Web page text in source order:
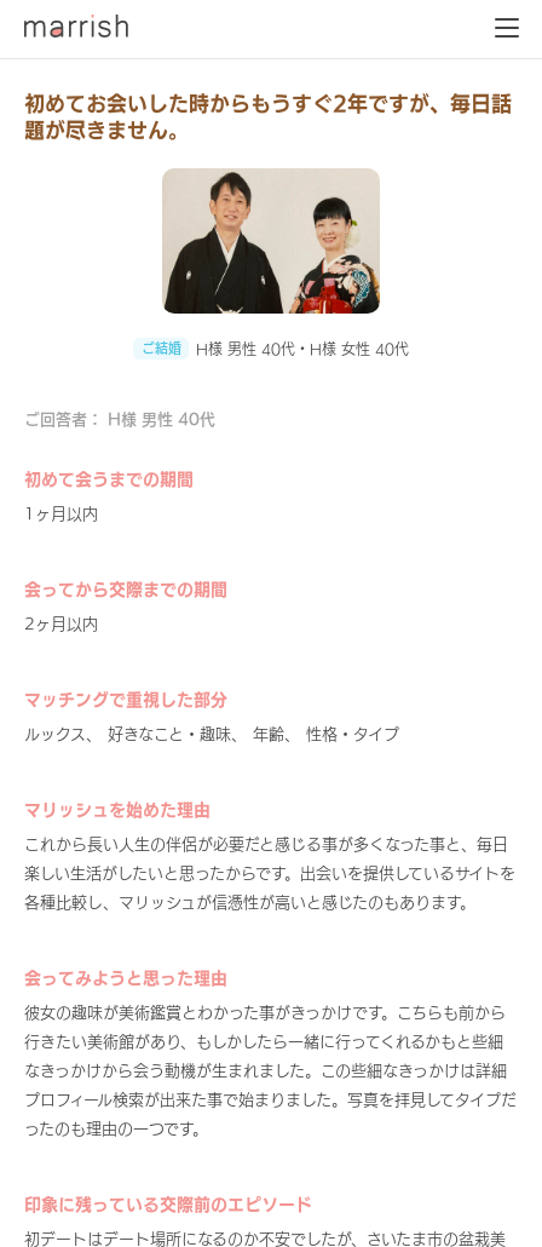
初めてお会いした時からもうすぐ2年ですが、毎日話
題が尽きません。
ご結婚 H様 男性 40代・H様 女性 40代
ご回答者： H様 男性 40代
初めて会うまでの期間
1ヶ月以内
会ってから交際までの期間
2ヶ月以内
マッチングで重視した部分
ルックス、 好きなこと・趣味、 年齢、 性格・タイプ
マリッシュを始めた理由
これから長い人生の伴侶が必要だと感じる事が多くなった事と、毎日
楽しい生活がしたいと思ったからです。出会いを提供しているサイトを
各種比較し、マリッシュが信憑性が高いと感じたのもあります。
会ってみようと思った理由
彼女の趣味が美術鑑賞とわかった事がきっかけです。こちらも前から
行きたい美術館があり、もしかしたら一緒に行ってくれるかもと些細
なきっかけから会う動機が生まれました。この些細なきっかけは詳細
プロフィール検索が出来た事で始まりました。写真を拝見してタイプだ
ったのも理由の一つです。
印象に残っている交際前のエピソード
初デートはデート場所になるのか不安でしたが、さいたま市の盆栽美